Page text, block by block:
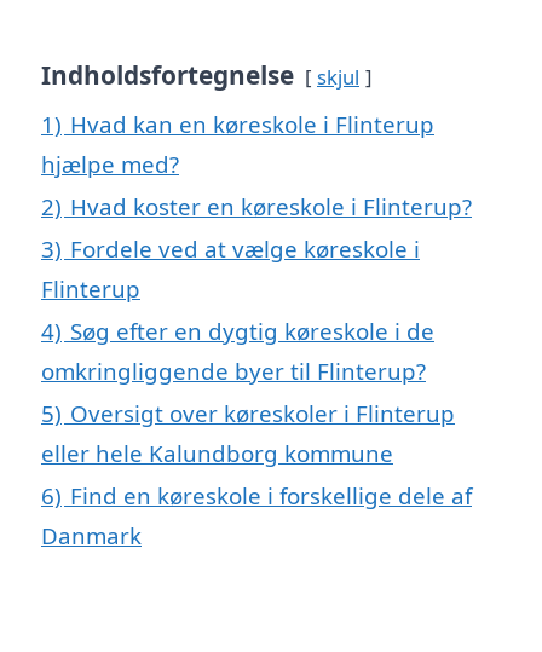
Indholdsfortegnelse skjul
1) Hvad kan en køreskole i Flinterup
hjælpe med?
2) Hvad koster en køreskole i Flinterup?
3) Fordele ved at vælge køreskole i
Flinterup
4) Søg efter en dygtig køreskole i de
omkringliggende byer til Flinterup?
5) Oversigt over køreskoler i Flinterup
eller hele Kalundborg kommune
6) Find en køreskole i forskellige dele af
Danmark